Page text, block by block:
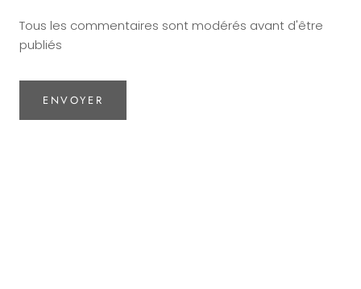
Tous les commentaires sont modérés avant d'être
publiés
ENVOYER